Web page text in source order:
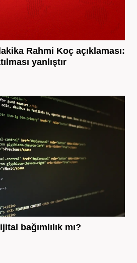
Rahmi Koç açıklaması:
yanlıştır
bağımlılık mı?